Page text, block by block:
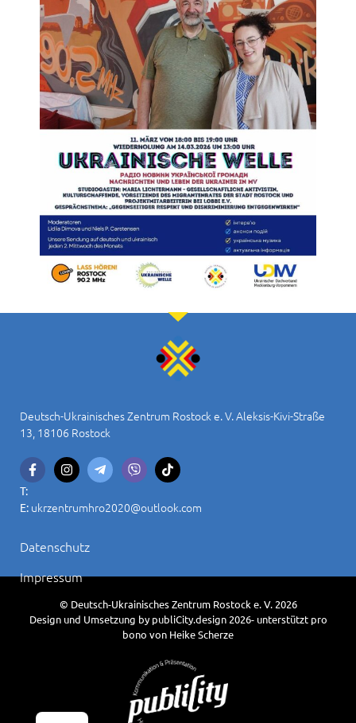
Deutsch-Ukrainisches Zentrum Rostock e. V. Aleksis-Kivi-Straße
13, 18106 Rostock
T:
E: ukrzentrumhro2020@outlook.com
Datenschutz
Impressum
© Deutsch-Ukrainisches Zentrum Rostock e. V. 2026
Design und Umsetzung by publiCity.design 2026- unterstützt pro
bono von Heike Scherze